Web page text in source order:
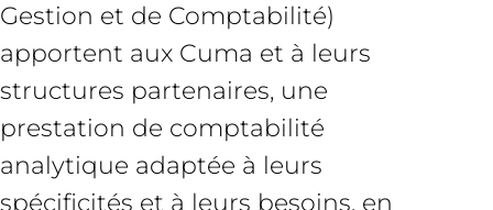
Gestion et de Comptabilité)
apportent aux Cuma et à leurs
structures partenaires, une
prestation de comptabilité
analytique adaptée à leurs
spécificités et à leurs besoins, en